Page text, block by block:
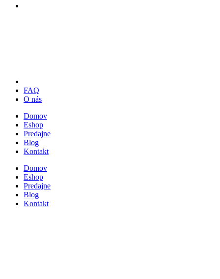
FAQ
O nás
Domov
Eshop
Predajne
Blog
Kontakt
Domov
Eshop
Predajne
Blog
Kontakt